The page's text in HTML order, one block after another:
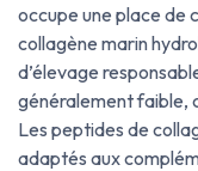
occupe une place de
collagène marin
d’élevage
généralement faible,
Les peptides de
adaptés aux